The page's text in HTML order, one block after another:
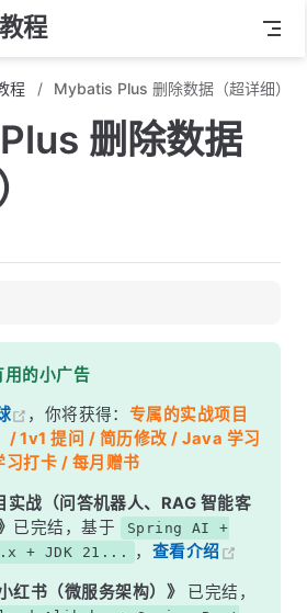
程
程 Mybatis Plus 删除数据（超详细）
删除数据
用的小广告
，你将获得： 专属的实战项目
/ 1v1 提问 / 简历修改 / Java 学习
打卡 / 每月赠书
实战（问答机器人、RAG 智能客
已完结，基于
Spring AI +
+ JDK 21...
， 查看介绍
红书（微服务架构）》
已完结，